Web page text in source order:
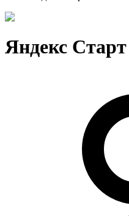
Яндекс Старт